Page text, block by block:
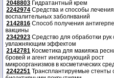
2048803 Гидратантный крем
2242974 Средства и способы лечения
воспалительных заболнваний
2142816 Способ получения
вакцины
2342923 Средство для обработки рук
увлажняющим эффектом
2142781 Косметика для макияжа
бровей и агент ингирирующий рост
микроорганизмов в косметических
2242251 Трансплантируемые стенты